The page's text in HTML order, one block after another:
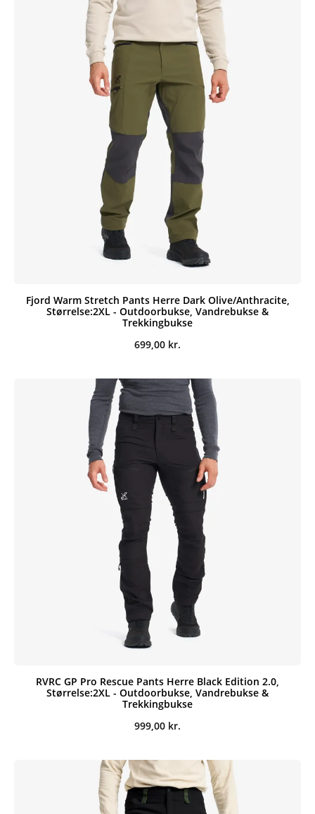
Fjord Warm Stretch Pants Herre Dark Olive/Anthracite,
Størrelse:2XL - Outdoorbukse, Vandrebukse &
Trekkingbukse
699,00 kr.
RVRC GP Pro Rescue Pants Herre Black Edition 2.0,
Størrelse:2XL - Outdoorbukse, Vandrebukse &
Trekkingbukse
999,00 kr.